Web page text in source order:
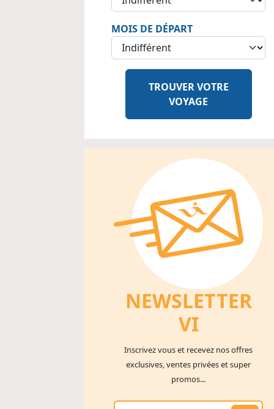
MOIS DE DÉPART
TROUVER VOTRE
VOYAGE
NEWSLETTER
VI
Inscrivez vous et recevez nos offres
exclusives, ventes privées et super
promos...